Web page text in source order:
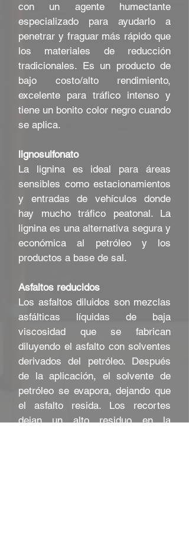
con un agente humectante
especializado para ayudarlo a
penetrar y fraguar más rápido que
los materiales de reducción
tradicionales. Es un producto de
bajo costo/alto rendimiento,
excelente para tráfico intenso y
tiene un bonito color negro cuando
se aplica.
lignosulfonato
La lignina es ideal para áreas
sensibles como estacionamientos
y entradas de vehículos donde
hay mucho tráfico peatonal. La
lignina es una alternativa segura y
económica al petróleo y los
productos a base de sal.
Asfaltos reducidos
Los asfaltos diluidos son mezclas
asfálticas líquidas de baja
viscosidad que se fabrican
diluyendo el asfalto con solventes
derivados del petróleo. Después
de la aplicación, el solvente de
petróleo se evapora, dejando que
el asfalto resida. Los recortes
dejan un alto residuo en la